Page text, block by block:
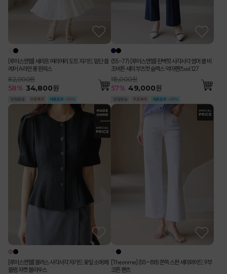
[루이스엔젤] 세라프 여리여리 도트 쟈가드 밑단 플
레어 A라인 롱 원피스
82,000원
58% 34,800원
(55-77) [루이스엔젤] 완벽핏 사각사각 썸머 쿨 비
조버튼 세미 부츠컷 슬랙스 악마팬츠vol.127
115,000원
57% 49,000원
[루이스엔젤] 블러스 사각사각 쟈가드 꽃잎 소매 페
플럼 자켓 블라우스
[Theonme] (55~88) 쫀득 스판 세미와이드 9부
코튼 팬츠